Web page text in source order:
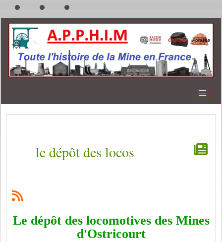
le dépôt des locos
Le dépôt des locomotives des Mines
d'Ostricourt